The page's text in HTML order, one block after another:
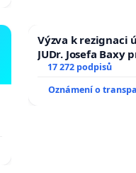
Výzva k rezignaci
JUDr. Josefa Baxy
ve spravedlivý
17 272 podpisů
Oznámení o